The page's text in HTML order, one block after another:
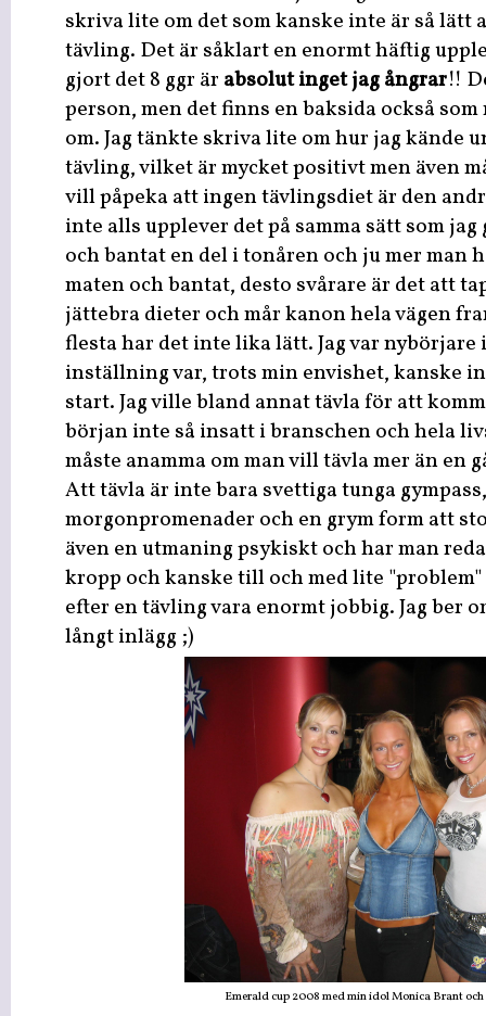
skriva lite om det som kanske inte är så lätt
tävling. Det är såklart en enormt häftig
gjort det 8 ggr är absolut inget jag ångrar!!
person, men det finns en baksida också
om. Jag tänkte skriva lite om hur jag kände
tävling, vilket är mycket positivt men även
vill påpeka att ingen tävlingsdiet är den
inte alls upplever det på samma sätt som
och bantat en del i tonåren och ju mer man
maten och bantat, desto svårare är det att
jättebra dieter och mår kanon hela vägen
flesta har det inte lika lätt. Jag var
inställning var, trots min envishet, kanske
start. Jag ville bland annat tävla för att
början inte så insatt i branschen och hela
måste anamma om man vill tävla mer än en
Att tävla är inte bara svettiga tunga
morgonpromenader och en grym form att
även en utmaning psykiskt och har man
kropp och kanske till och med lite
efter en tävling vara enormt jobbig. Jag ber
långt inlägg ;)
Emerald cup 2008 med min idol Monica Brant